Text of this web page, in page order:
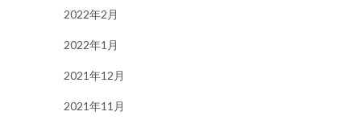
2022年2月
2022年1月
2021年12月
2021年11月